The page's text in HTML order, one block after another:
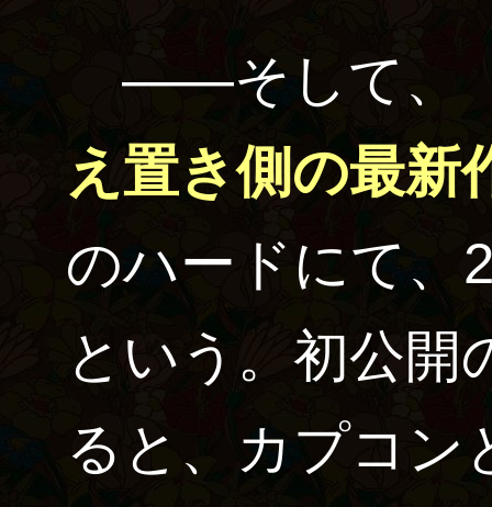
――そして、
え置き側の最新
のハードにて、
という。初公開
ると、カプコン